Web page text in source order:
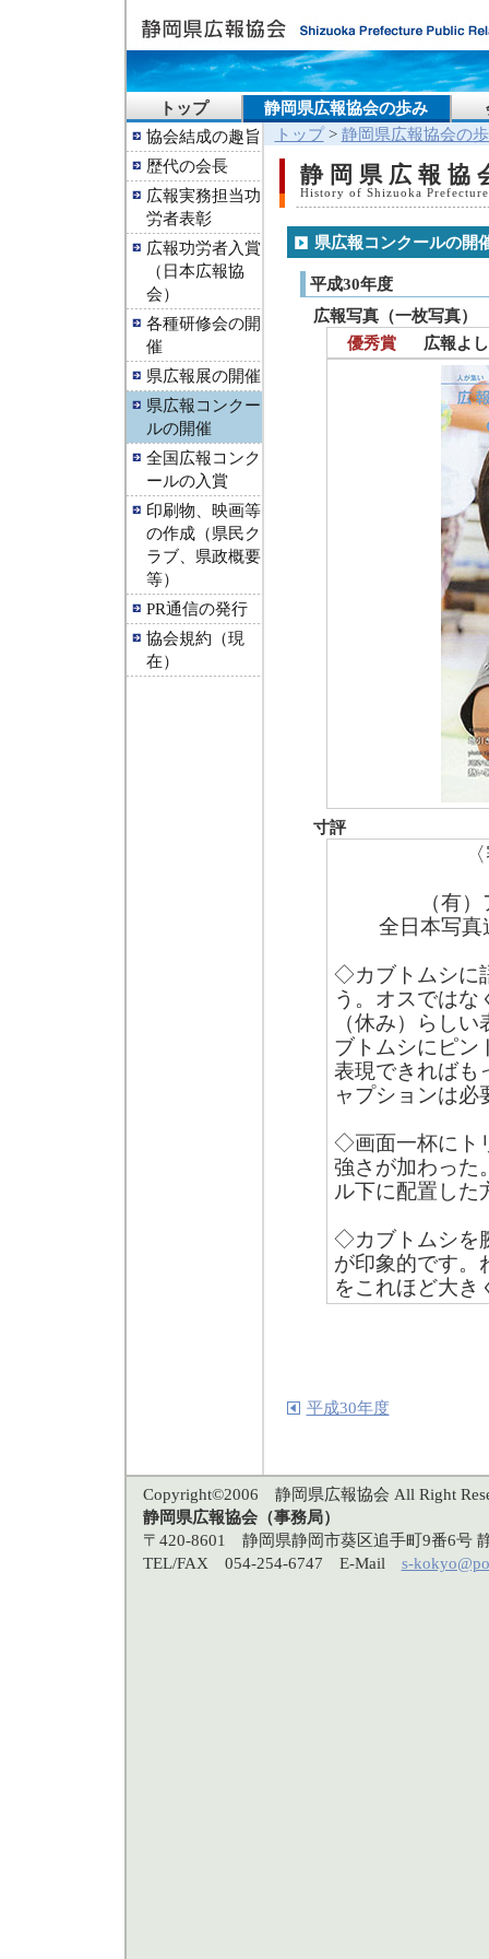
トップ 静岡県広報協会の歩み
協会結成の趣旨
歴代の会長
広報実務担当功
労者表彰
広報功労者入賞
（日本広報協
会）
各種研修会の開
催
県広報展の開催
県広報コンクー
ルの開催
全国広報コンク
ールの入賞
印刷物、映画等
の作成（県民ク
ラブ、県政概要
等）
PR通信の発行
協会規約（現
在）
トップ> 静岡県広報協会の
静岡県広報協
History of Shizuoka
県広報コンクールの開
平成30年度
広報写真（一枚写真）
優秀賞
広報よ
寸評
（有
全日本写
◇カブトムシに
う。オスではな
（休み）らし
ブトムシにピン
表現できればも
ャプションは必
◇画面一杯にト
強さが加わった
ル下に配置した
◇カブトムシを
が印象的です。
をこれほど大き
平成30年度
Copyright©2006 静岡県広報協会 All Right
静岡県広報協会（事務局）
〒420-8601 静岡県静岡市葵区追手町9番6号
TEL/FAX 054-254-6747 E-Mail s-